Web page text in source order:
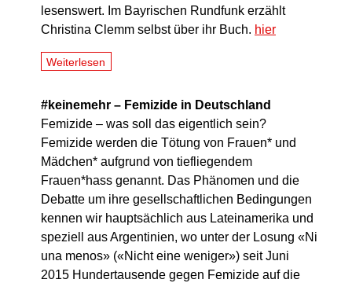
lesenswert. Im Bayrischen Rundfunk erzählt
Christina Clemm selbst über ihr Buch. hier
Weiterlesen
#keinemehr – Femizide in Deutschland
Femizide – was soll das eigentlich sein?
Femizide werden die Tötung von Frauen* und
Mädchen* aufgrund von tiefliegendem
Frauen*hass genannt. Das Phänomen und die
Debatte um ihre gesellschaftlichen Bedingungen
kennen wir hauptsächlich aus Lateinamerika und
speziell aus Argentinien, wo unter der Losung «Ni
una menos» («Nicht eine weniger») seit Juni
2015 Hundertausende gegen Femizide auf die